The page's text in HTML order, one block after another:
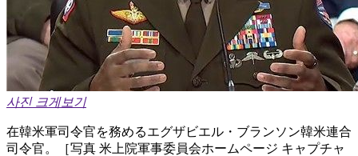
사진 크게보기
在韓米軍司令官を務めるエグザビエル・ブランソン韓米連合
司令官。［写真 米上院軍事委員会ホームページ キャプチャ